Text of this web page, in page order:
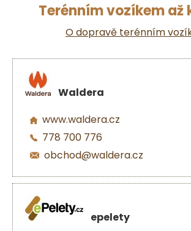
Terénním vozíkem až
O dopravě terénním
Waldera
www.waldera.cz
778 700 776
obchod@waldera.cz
epelety